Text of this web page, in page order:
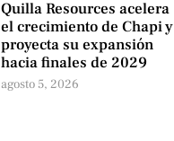
Quilla Resources acelera
el crecimiento de Chapi y
proyecta su expansión
hacia finales de 2029
agosto 5, 2026